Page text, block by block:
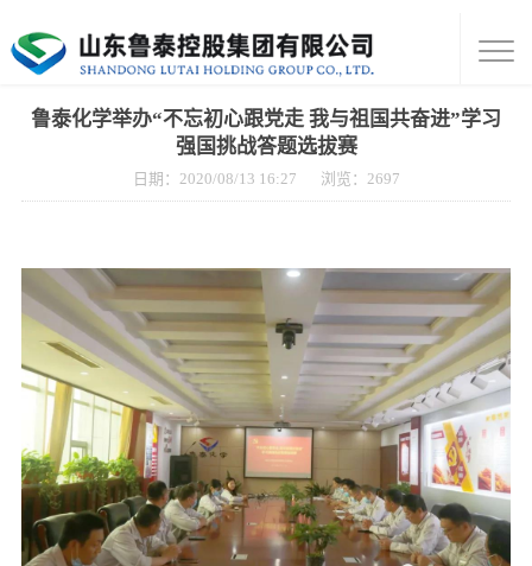
鲁泰化学举办“不忘初心跟党走 我与祖国共奋进”学习
强国挑战答题选拔赛
日期：2020/08/13 16:27 浏览： 2697